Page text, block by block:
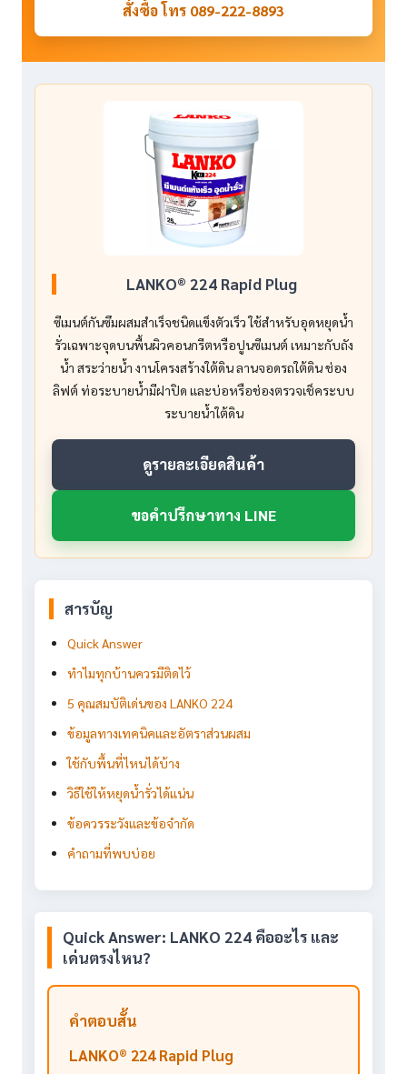
สั่งซื้อ โทร 089-222-8893
LANKO® 224 Rapid Plug
ซีเมนต์กันซึมผสมสำเร็จชนิดแข็งตัวเร็ว ใช้สำหรับอุดหยุดน้ำ
รั่วเฉพาะจุดบนพื้นผิวคอนกรีตหรือปูนซีเมนต์ เหมาะกับถัง
น้ำ สระว่ายน้ำ งานโครงสร้างใต้ดิน ลานจอดรถใต้ดิน ช่อง
ลิฟต์ ท่อระบายน้ำมีฝาปิด และบ่อหรือช่องตรวจเช็คระบบ
ระบายน้ำใต้ดิน
ดูรายละเอียดสินค้า
ขอคำปรึกษาทาง LINE
สารบัญ
Quick Answer
ทำไมทุกบ้านควรมีติดไว้
5 คุณสมบัติเด่นของ LANKO 224
ข้อมูลทางเทคนิคและอัตราส่วนผสม
ใช้กับพื้นที่ไหนได้บ้าง
วิธีใช้ให้หยุดน้ำรั่วได้แน่น
ข้อควรระวังและข้อจำกัด
คำถามที่พบบ่อย
Quick Answer: LANKO 224 คืออะไร และ
เด่นตรงไหน?
คำตอบสั้น
LANKO® 224 Rapid Plug